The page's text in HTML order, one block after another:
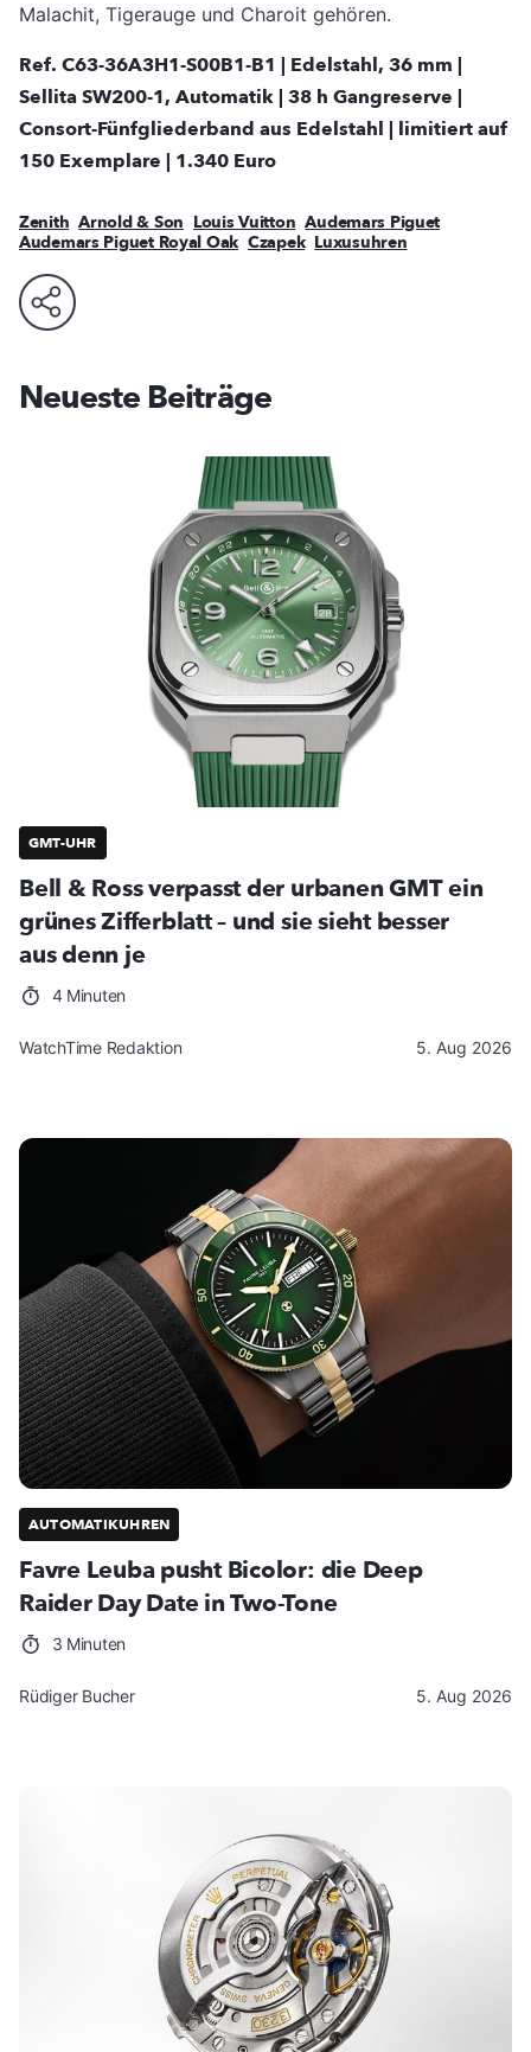
Malachit, Tigerauge und Charoit gehören.
Ref. C63-36A3H1-S00B1-B1 | Edelstahl, 36 mm |
Sellita SW200-1, Automatik | 38 h Gangreserve |
Consort-Fünfgliederband aus Edelstahl | limitiert auf
150 Exemplare | 1.340 Euro
Zenith Arnold & Son Louis Vuitton Audemars Piguet
Audemars Piguet Royal Oak Czapek Luxusuhren
Neueste Beiträge
GMT-UHR
Bell & Ross verpasst der urbanen GMT ein
grünes Zifferblatt – und sie sieht besser
aus denn je
4 Minuten
WatchTime Redaktion 5. Aug 2026
AUTOMATIKUHREN
Favre Leuba pusht Bicolor: die Deep
Raider Day Date in Two-Tone
3 Minuten
Rüdiger Bucher 5. Aug 2026